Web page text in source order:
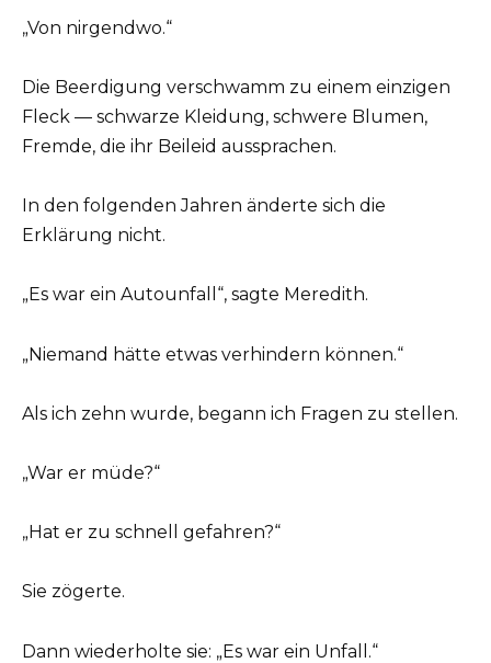
„Von nirgendwo.“
Die Beerdigung verschwamm zu einem einzigen
Fleck — schwarze Kleidung, schwere Blumen,
Fremde, die ihr Beileid aussprachen.
In den folgenden Jahren änderte sich die
Erklärung nicht.
„Es war ein Autounfall“, sagte Meredith.
„Niemand hätte etwas verhindern können.“
Als ich zehn wurde, begann ich Fragen zu stellen.
„War er müde?“
„Hat er zu schnell gefahren?“
Sie zögerte.
Dann wiederholte sie: „Es war ein Unfall.“